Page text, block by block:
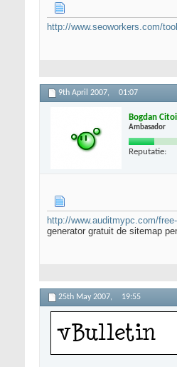
http://www.seoworkers.com/
9th April 2007, 01:07
Bogdan
Ambasador
Reputatie:
http://www.auditmypc.com/
generator gratuit de sitemap
25th May 2007, 19:55